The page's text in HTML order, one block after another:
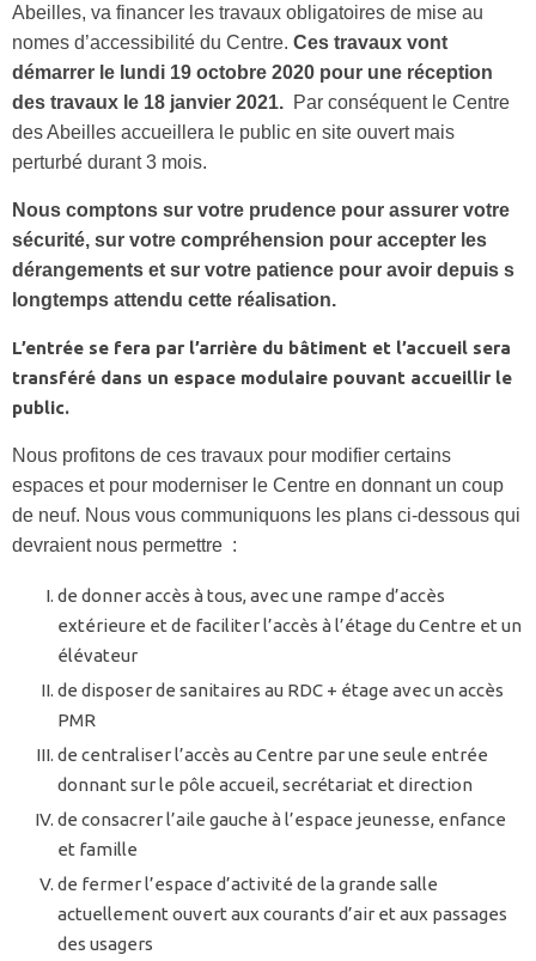
Abeilles, va financer les travaux obligatoires de mise au
nomes d’accessibilité du Centre. Ces travaux vont
démarrer le lundi 19 octobre 2020 pour une réception
des travaux le 18 janvier 2021. Par conséquent le Centre
des Abeilles accueillera le public en site ouvert mais
perturbé durant 3 mois.
Nous comptons sur votre prudence pour assurer votre
sécurité, sur votre compréhension pour accepter les
dérangements et sur votre patience pour avoir depuis s
longtemps attendu cette réalisation.
L’entrée se fera par l’arrière du bâtiment et l’accueil sera
transféré dans un espace modulaire pouvant accueillir le
public.
Nous profitons de ces travaux pour modifier certains
espaces et pour moderniser le Centre en donnant un coup
de neuf. Nous vous communiquons les plans ci-dessous qui
devraient nous permettre :
de donner accès à tous, avec une rampe d’accès
extérieure et de faciliter l’accès à l’étage du Centre et un
élévateur
de disposer de sanitaires au RDC + étage avec un accès
PMR
de centraliser l’accès au Centre par une seule entrée
donnant sur le pôle accueil, secrétariat et direction
de consacrer l’aile gauche à l’espace jeunesse, enfance
et famille
de fermer l’espace d’activité de la grande salle
actuellement ouvert aux courants d’air et aux passages
des usagers